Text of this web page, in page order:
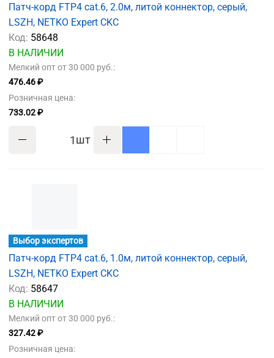
Патч-корд FTP4 cat.6, 2.0м, литой коннектор, серый,
LSZH, NETKO Expert CKC
Код: 58648
В НАЛИЧИИ
Мелкий опт от 30 000 руб.:
476.46 ₽
Розничная цена:
733.02 ₽
шт
Выбор экспертов
Патч-корд FTP4 cat.6, 1.0м, литой коннектор, серый,
LSZH, NETKO Expert CKC
Код: 58647
В НАЛИЧИИ
Мелкий опт от 30 000 руб.:
327.42 ₽
Розничная цена: